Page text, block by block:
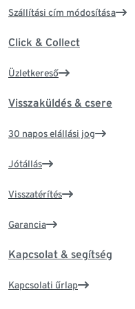
Szállítási cím módosítása
Click & Collect
Üzletkereső
Visszaküldés & csere
30 napos elállási jog
Jótállás
Visszatérítés
Garancia
Kapcsolat & segítség
Kapcsolati űrlap